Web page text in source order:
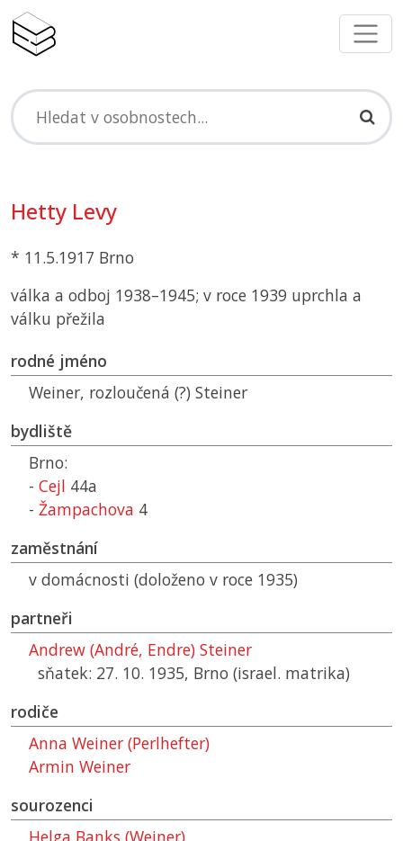
Hetty Levy
* 11.5.1917 Brno
válka a odboj 1938–1945; v roce 1939 uprchla a
válku přežila
rodné jméno
Weiner, rozloučená (?) Steiner
bydliště
Brno:
- Cejl 44a
- Žampachova 4
zaměstnání
v domácnosti (doloženo v roce 1935)
partneři
Andrew (André, Endre) Steiner
sňatek: 27. 10. 1935, Brno (israel. matrika)
rodiče
Anna Weiner (Perlhefter)
Armin Weiner
sourozenci